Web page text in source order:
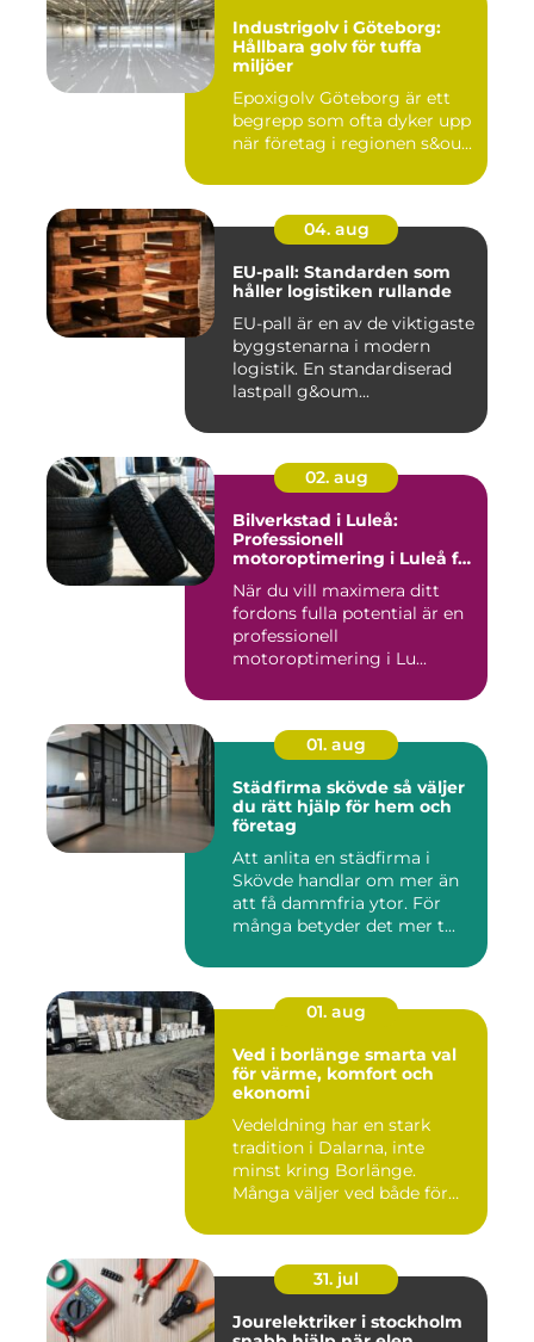
Industrigolv i Göteborg:
Hållbara golv för tuffa
miljöer
Epoxigolv Göteborg är ett
begrepp som ofta dyker upp
när företag i regionen s&ou...
04. aug
EU-pall: Standarden som
håller logistiken rullande
EU-pall är en av de viktigaste
byggstenarna i modern
logistik. En standardiserad
lastpall g&oum...
02. aug
Bilverkstad i Luleå:
Professionell
motoroptimering i Luleå för
När du vill maximera ditt
fordons fulla potential är en
professionell
motoroptimering i Lu...
01. aug
Städfirma skövde så väljer
du rätt hjälp för hem och
företag
Att anlita en städfirma i
Skövde handlar om mer än
att få dammfria ytor. För
många betyder det mer t...
01. aug
Ved i borlänge smarta val
för värme, komfort och
ekonomi
Vedeldning har en stark
tradition i Dalarna, inte
minst kring Borlänge.
Många väljer ved både för
31. jul
Jourelektriker i stockholm